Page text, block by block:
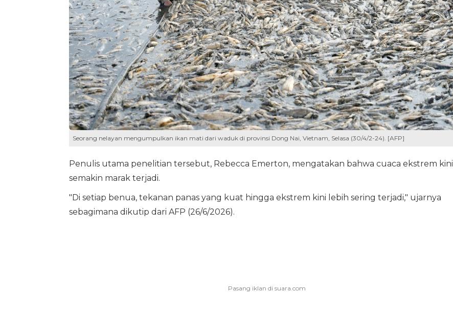
Seorang nelayan mengumpulkan ikan mati dari waduk di provinsi Dong Nai, Vietnam, Selasa (30/4/2-24). [AFP]
Penulis utama penelitian tersebut, Rebecca Emerton, mengatakan bahwa cuaca ekstrem kini
semakin marak terjadi.
"Di setiap benua, tekanan panas yang kuat hingga ekstrem kini lebih sering terjadi," ujarnya
sebagimana dikutip dari AFP (26/6/2026).